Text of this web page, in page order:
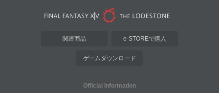
関連商品 e-STOREで購入
ゲームダウンロード
Official Information